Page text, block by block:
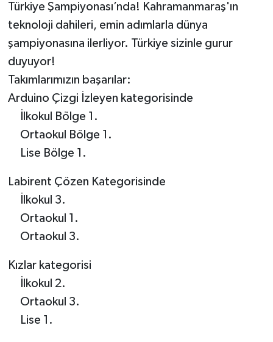
Türkiye Şampiyonası’nda! Kahramanmaraş'ın
teknoloji dahileri, emin adımlarla dünya
şampiyonasına ilerliyor. Türkiye sizinle gurur
duyuyor!
Takımlarımızın başarılar:
Arduino Çizgi İzleyen kategorisinde
İlkokul Bölge 1.
Ortaokul Bölge 1.
Lise Bölge 1.
Labirent Çözen Kategorisinde
İlkokul 3.
Ortaokul 1.
Ortaokul 3.
Kızlar kategorisi
İlkokul 2.
Ortaokul 3.
Lise 1.